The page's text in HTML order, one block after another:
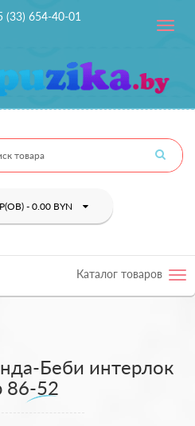
(33) 654-40-01
Toggle
- 0.00 BYN
Каталог товаров
Беби интерлок
86-52